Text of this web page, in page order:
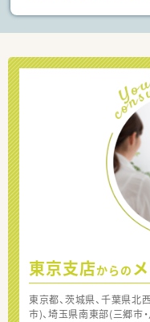
東京支店からの
東京都、茨城県、千葉県北
市)、埼玉県南東部(三郷市